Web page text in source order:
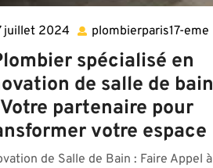
juillet 2024 07
juillet
2024
plombierparis17-eme
spécialisé en
de salle de bain
partenaire pour
votre espace
de Salle de Bain : Faire Appel à